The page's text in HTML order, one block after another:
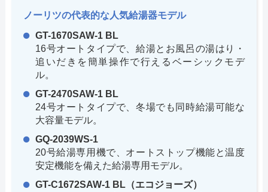
ノーリツの代表的な人気給湯器モデル
GT-1670SAW-1 BL
16号オートタイプで、給湯とお風呂の湯はり・
追いだきを簡単操作で行えるベーシックモデ
ル。
GT-2470SAW-1 BL
24号オートタイプで、冬場でも同時給湯可能な
大容量モデル。
GQ-2039WS-1
20号給湯専用機で、オートストップ機能と温度
安定機能を備えた給湯専用モデル。
GT-C1672SAW-1 BL（エコジョーズ）